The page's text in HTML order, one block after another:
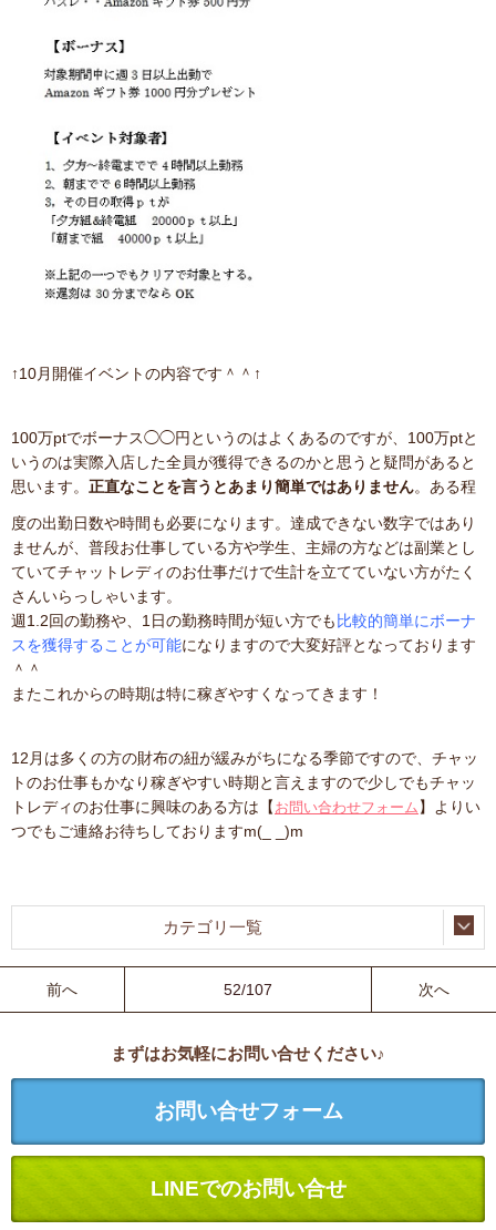
↑10月開催イベントの内容です＾＾↑
100万ptでボーナス◯◯円というのはよくあるのですが、100万ptと
いうのは実際入店した全員が獲得できるのかと思うと疑問があると
思います。 正直なことを言うとあまり簡単ではありません。ある程
度の出勤日数や時間も必要になります。達成できない数字ではあり
ませんが、普段お仕事している方や学生、主婦の方などは副業とし
ていてチャットレディのお仕事だけで生計を立てていない方がたく
さんいらっしゃいます。
週1.2回の勤務や、1日の勤務時間が短い方でも 比較的簡単にボーナ
スを獲得することが可能になりますので大変好評となっております
＾＾
またこれからの時期は特に稼ぎやすくなってきます！
12月は多くの方の財布の紐が緩みがちになる季節ですので、チャッ
トのお仕事もかなり稼ぎやすい時期と言えますので少しでもチャッ
トレディのお仕事に興味のある方は【 お問い合わせフォーム 】よりい
つでもご連絡お待ちしておりますm(_ _)m
カテゴリ一覧
前へ 52/107 次へ
まずはお気軽にお問い合せください♪
お問い合せフォーム
LINEでのお問い合せ